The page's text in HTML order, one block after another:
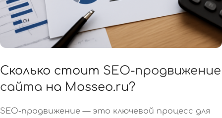
Сколько стоит SEO-продвижение
сайта на Mosseo.ru?
SEO-продвижение — это ключевой процесс для